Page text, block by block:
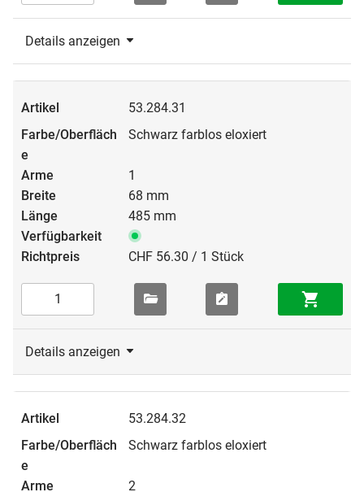
Details anzeigen
53.284.31
Schwarz farblos eloxiert
1
68 mm
485 mm
CHF 56.30 / 1 Stück
Details anzeigen
53.284.32
Schwarz farblos eloxiert
2